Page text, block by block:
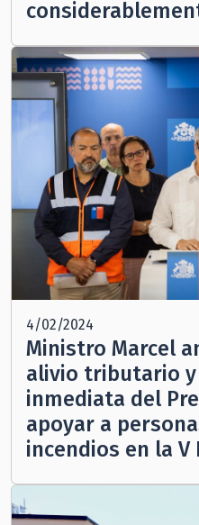
4/02/2024
Ministro Marcel
alivio tributario y
inmediata del
apoyar a
incendios en la V